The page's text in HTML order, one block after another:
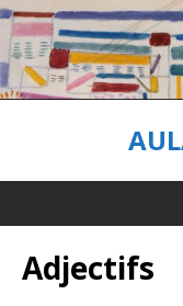
Adjectifs